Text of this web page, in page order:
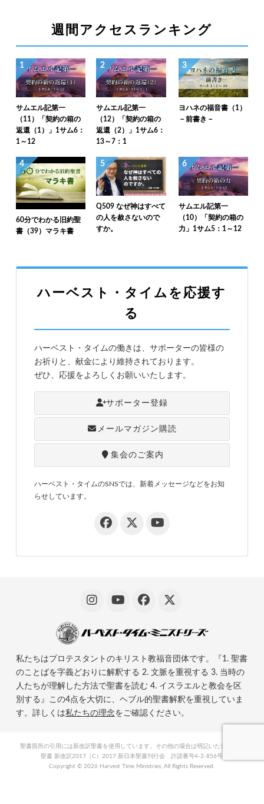
週間アクセスランキング
1
サムエル記第一
（11）「契約の箱の
返還（1）」1サム6：
1～12
2
サムエル記第一
（12）「契約の箱の
返還（2）」1サム6：
13～7：1
3
ヨハネの福音書（1）
－前書き－
4
60分でわかる旧約聖
書（39）マラキ書
5
Q509 なぜ神はすべて
の人を赦さないので
すか。
6
サムエル記第一
（10）「契約の箱の
力」1サム5：1～12
ハーベスト・タイムを応援す
る
ハーベスト・タイムの働きは、サポーターの皆様の
お祈りと、献金により維持されております。
ぜひ、応援をよろしくお願いいたします。
サポーター登録
メールマガジン購読
集会のご案内
ハーベスト・タイムのSNSでは、新着メッセージなどをお知
らせしています。
私たちはプロテスタントのキリスト教福音団体です。『1. 聖書
のことばを字義どおりに解釈する 2. 文脈を重視する 3. 当時の
人たちが理解した方法で聖書を読む 4. イスラエルと教会を区
別する』この4点を大切に、ヘブル的聖書解釈を重視していま
す。詳しくは私たちの理念をご確認ください。
聖書箇所の引用には新改訳聖書を使用しています。その他の場合は明記いたします。
聖書 新改訳2017（C）2017 新日本聖書刊行会 許諾番号4-2-856号
Copyright ©2026 Harvest Time Ministries, All Rights Reserved.